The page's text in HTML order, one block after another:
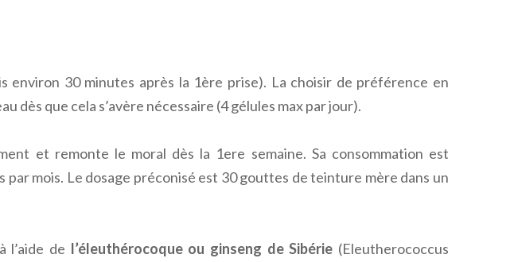
30 minutes après la 1ère prise). La choisir de préférence en
dès que cela s’avère nécessaire (4 gélules max par jour).
et remonte le moral dès la 1ere semaine. Sa consommation est
mois. Le dosage préconisé est 30 gouttes de teinture mère dans un
l’aide de l’éleuthérocoque ou ginseng de Sibérie (Eleutherococcus